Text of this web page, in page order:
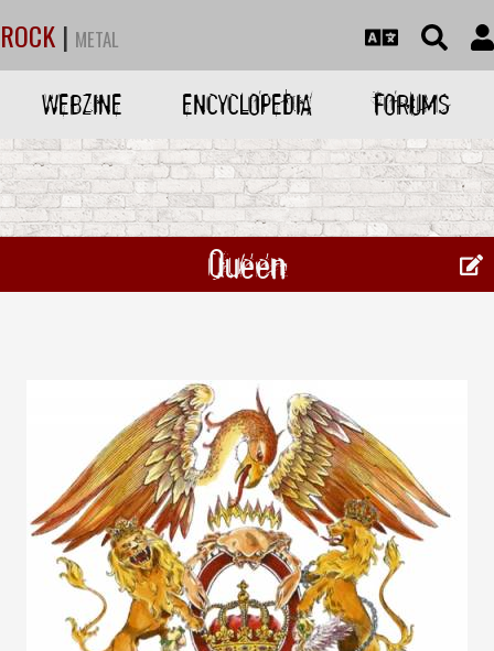
ROCK | METAL
WEBZINE ENCYCLOPEDIA FORUMS
Queen